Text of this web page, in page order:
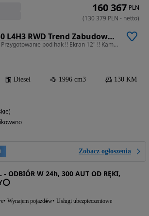
Ford Transit 350 L4H3 RWD Trend Zabudowa Brygadowa 2.0 130KM
1996 cm3 • 130 KM • Przygotowanie pod hak !! Ekran 12" !! Kamera !!
Diesel 1996 cm3
130 KM
Zobacz ogłoszenia
- ODBIÓR W 24h, 300 AUT OD RĘKI,
Wynajem pojazdów Usługi ubezpieczeniowe
160 367 PLN
(130 379 PLN - netto)